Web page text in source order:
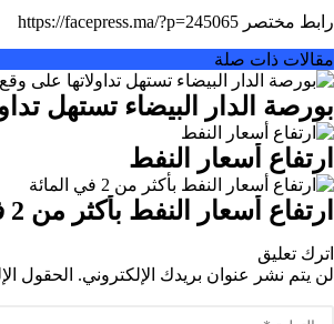
رابط مختصر
مقالات ذات صلة
بورصة الدار البيضاء تستهل
ارتفاع أسعار النفط
ارتفاع أسعار النفط بأكثر من 2 في المائة
اترك تعليق
لن يتم نشر عنوان بريدك الإلكتروني. الحقول